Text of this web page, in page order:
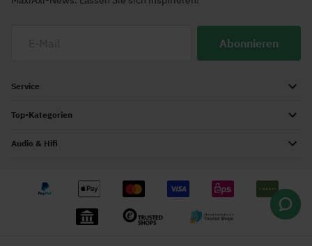
Abonnieren
Service
Top-Kategorien
Audio & Hifi